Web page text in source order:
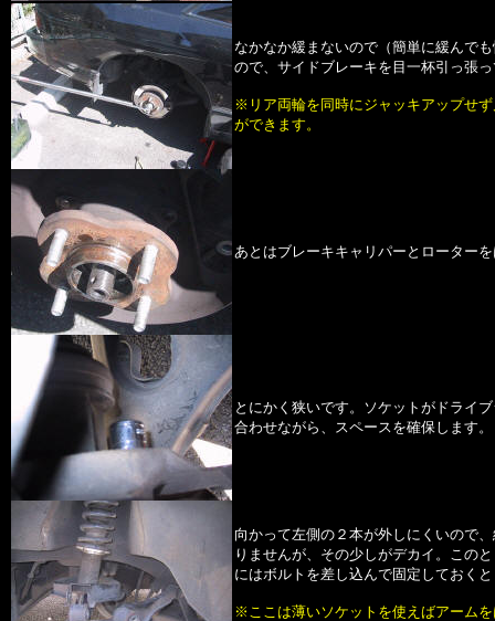
なかなか緩まないので（簡単に緩んで
ので、サイドブレーキを目一杯引っ張
※リア両輪を同時にジャッキアップせ
ができます。
あとはブレーキキャリパーとローター
とにかく狭いです。ソケットがドライ
合わせながら、スペースを確保します。
向かって左側の２本が外しにくいので
りませんが、その少しがデカイ。この
にはボルトを差し込んで固定しておく
※ここは薄いソケットを使えばアーム